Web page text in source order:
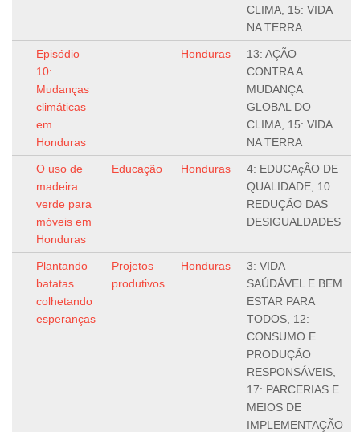
CLIMA, 15: VIDA
NA TERRA
Episódio
10:
Mudanças
climáticas
em
Honduras
Honduras
13: AÇÃO
CONTRA A
MUDANÇA
GLOBAL DO
CLIMA, 15: VIDA
NA TERRA
O uso de
madeira
verde para
móveis em
Honduras
Educação Honduras
4: EDUCAçÃO DE
QUALIDADE, 10:
REDUÇÃO DAS
DESIGUALDADES
Plantando
batatas ..
colhetando
esperanças
Projetos
produtivos
Honduras
3: VIDA
SAÚDÁVEL E BEM
ESTAR PARA
TODOS, 12:
CONSUMO E
PRODUÇÃO
RESPONSÁVEIS,
17: PARCERIAS E
MEIOS DE
IMPLEMENTAÇÃO